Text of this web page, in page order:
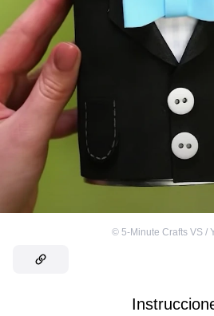
© 5-Minute Crafts VS /